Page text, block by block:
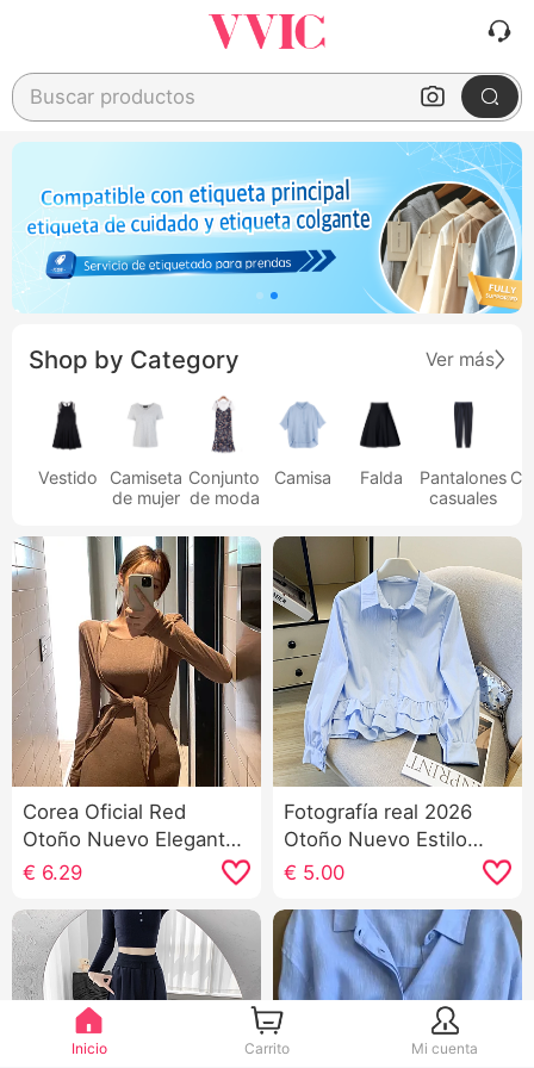
Buscar productos
Shop by Category Ver más
Vestido
Camiseta
de mujer
Conjunto
de moda
Camisa Falda
Pantalones
casuales
Corea Oficial Red
Otoño Nuevo Elegante
Señorita Hombreras
cuerpo Vestido
Chaqueta de punto
Moda Conjunto
€ 6.29
Fotografía real 2026
Otoño Nuevo Estilo
coreano Holgado
colegial Volante Manga
Larga Camisa Top
Mujer
€ 5.00
Inicio Carrito Mi cuenta